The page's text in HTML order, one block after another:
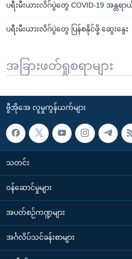
ပရီးမီးယားလိဂ်ပွဲတွေ COVID-19 အန္တရ
ပရီးမီးယားလိဂ်ပွဲတွေ ပြန်စနိုင်ဖို့ ဆွေးနွေး
အခြားဖတ်ရှုစရာများ
ဗွီအိုအေ လူမှုကွန်ယက်များ
သတင်း
၀န်ဆောင်မှုများ
အပတ်စဉ်ကဏ္ဍများ
အင်္ဂလိပ်သင်ခန်းစာများ